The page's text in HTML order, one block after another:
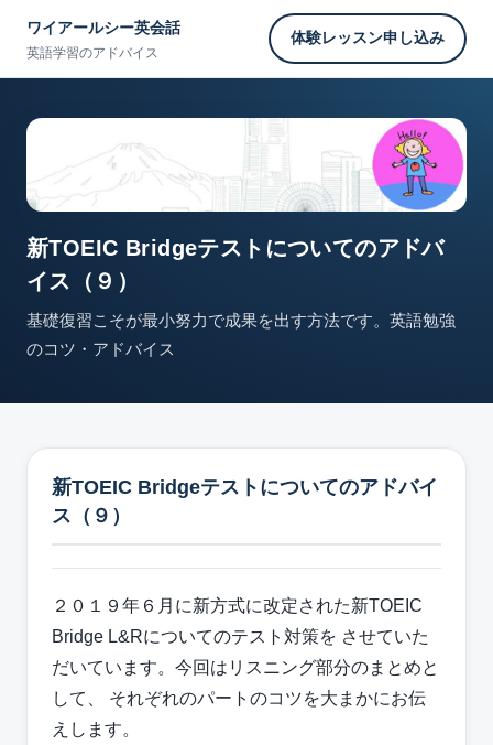
ワイアールシー英会話
英語学習のアドバイス
体験レッスン申し込み
新TOEIC Bridgeテストについてのアドバ
イス（９）
基礎復習こそが最小努力で成果を出す方法です。英語勉強
のコツ・アドバイス
新TOEIC Bridgeテストについてのアドバイ
ス（９）
２０１９年６月に新方式に改定された新TOEIC
Bridge L&Rについてのテスト対策を させていた
だいています。今回はリスニング部分のまとめと
して、 それぞれのパートのコツを大まかにお伝
えします。